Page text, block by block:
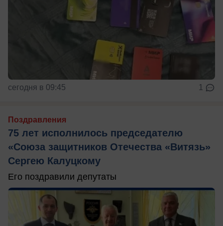
сегодня в 09:45 1
Поздравления
75 лет исполнилось председателю
«Союза защитников Отечества «Витязь»
Сергею Калуцкому
Его поздравили депутаты